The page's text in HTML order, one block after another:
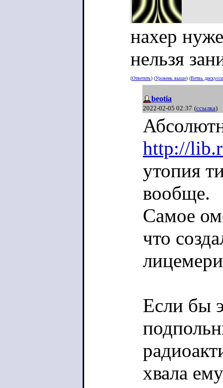
нахер
нельзя
(Ответить) (Уровень выше) (Ветвь
beotia
2022-02-05 02:37 (ссылка)
http://
утопия
вообще.
Самое
что
Если бы
хвала